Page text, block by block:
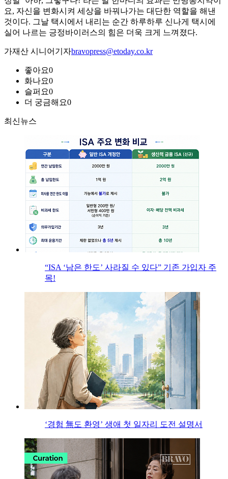
요, 자신을 변화시켜 세상을 바꿔나가는 대단한 역할을 해낸
것이다. 그날 택시에서 내리는 순간 하루하루 신나게 택시에
실어 나르는 긍정바이러스의 힘은 더욱 크게 느껴졌다.
가재산 시니어기자bravopress@etoday.co.kr
좋아요0
화나요0
슬퍼요0
더 궁금해요0
최신뉴스
“ISA ‘남은 한도’ 사라질 수 있다” 기존 가입자 주
목!
‘경험 無도 환영’ 생애 첫 일자리 도전 설명서